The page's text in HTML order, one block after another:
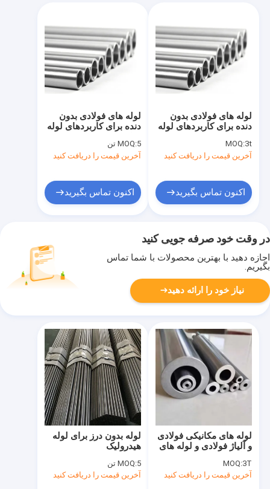
لوله های فولادی بدون
دنده برای کاربردهای لوله
MOQ:5 تن
آخرین قیمت را دریافت کنید
اکنون تماس بگیرید
لوله های فولادی بدون
دنده برای کاربردهای لوله
MOQ:3t
آخرین قیمت را دریافت کنید
اکنون تماس بگیرید
در وقت خود صرفه جویی کنید
اجازه دهید با بهترین محصولات با شما تماس
بگیریم.
نیاز خود را ارائه دهید
لوله بدون درز برای لوله
هیدرولیک
MOQ:5 تن
آخرین قیمت را دریافت کنید
لوله های مکانیکی فولادی
و آلیاژ فولادی و لوله های
ماشین
MOQ:3T
آخرین قیمت را دریافت کنید